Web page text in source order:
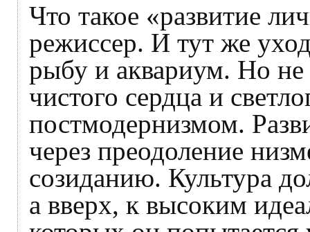
Что такое «развитие
режиссер. И тут же
рыбу и аквариум. Но не
чистого сердца и
постмодернизмом.
через преодоление
созиданию. Культура
а вверх, к высоким